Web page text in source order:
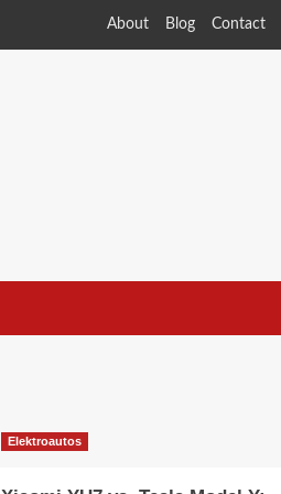
About Blog Contact
Elektroautos